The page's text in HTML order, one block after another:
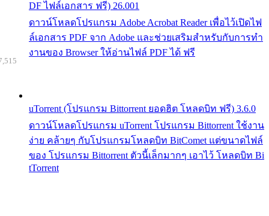
DF ไฟล์เอกสาร ฟรี) 26.001
ดาวน์โหลดโปรแกรม Adobe Acrobat Reader เพื่อไว้เปิดไฟ
ล์เอกสาร PDF จาก Adobe และช่วยเสริมสำหรับกับการทำ
งานของ Browser ให้อ่านไฟล์ PDF ได้ ฟรี
uTorrent (โปรแกรม Bittorrent ยอดฮิต โหลดบิท ฟรี) 3.6.0
ดาวน์โหลดโปรแกรม uTorrent โปรแกรม Bittorrent ใช้งาน
ง่าย คล้ายๆ กับโปรแกรมโหลดบิท BitComet แต่ขนาดไฟล์
ของ โปรแกรม Bittorrent ตัวนี้เล็กมากๆ เอาไว้ โหลดบิท Bi
tTorrent